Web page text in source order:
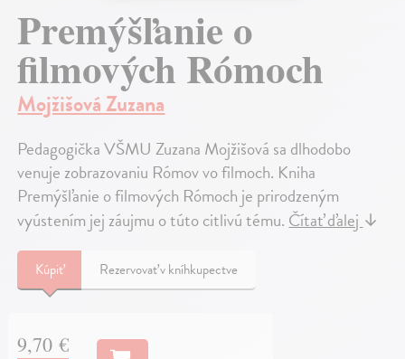
Premýšľanie o
filmových Rómoch
Mojžišová Zuzana
Pedagogička VŠMU Zuzana Mojžišová sa dlhodobo
venuje zobrazovaniu Rómov vo filmoch. Kniha
Premýšľanie o filmových Rómoch je prirodzeným
vyústením jej záujmu o túto citlivú tému.Čítať ďalej↓
Kúpiť Rezervovať v kníhkupectve
9,70 €